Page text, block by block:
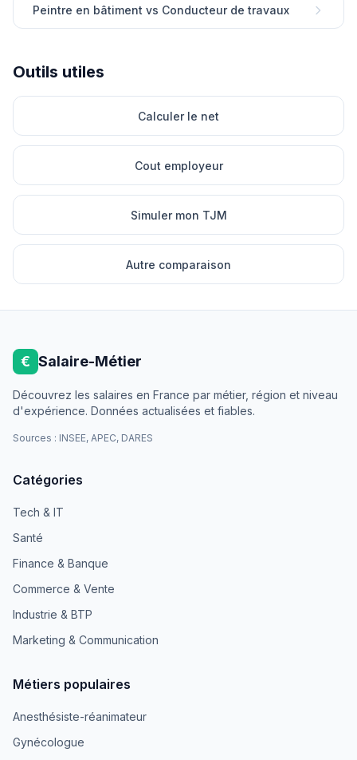
Peintre en bâtiment vs Conducteur de travaux
Outils utiles
Calculer le net
Cout employeur
Simuler mon TJM
Autre comparaison
€ Salaire-Métier
Découvrez les salaires en France par métier, région et niveau
d'expérience. Données actualisées et fiables.
Sources : INSEE, APEC, DARES
Catégories
Tech & IT
Santé
Finance & Banque
Commerce & Vente
Industrie & BTP
Marketing & Communication
Métiers populaires
Anesthésiste-réanimateur
Gynécologue